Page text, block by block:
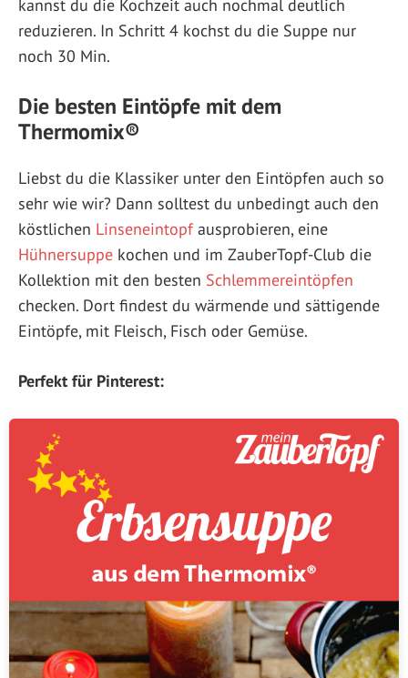
kannst du die Kochzeit auch nochmal deutlich
reduzieren. In Schritt 4 kochst du die Suppe nur
noch 30 Min.
Die besten Eintöpfe mit dem
Thermomix®
Liebst du die Klassiker unter den Eintöpfen auch so
sehr wie wir? Dann solltest du unbedingt auch den
köstlichen Linseneintopf ausprobieren, eine
Hühnersuppe kochen und im ZauberTopf-Club die
Kollektion mit den besten Schlemmereintöpfen
checken. Dort findest du wärmende und sättigende
Eintöpfe, mit Fleisch, Fisch oder Gemüse.
Perfekt für Pinterest: